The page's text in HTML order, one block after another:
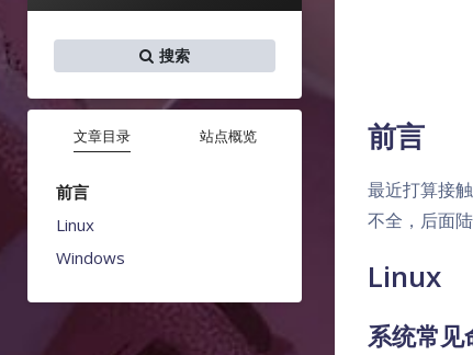
搜索
文章目录 站点概览
前言
Linux
Windows
前言
最近打算接
不全，后面
Linux
系统常见